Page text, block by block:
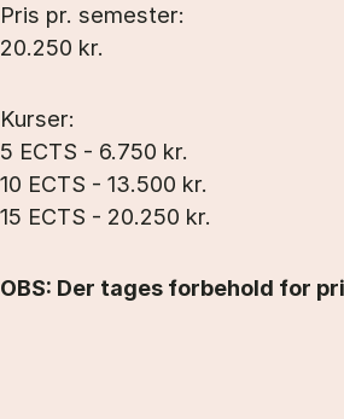
Pris pr. semester:
20.250 kr.
Kurser:
5 ECTS - 6.750 kr.
10 ECTS - 13.500 kr.
15 ECTS - 20.250 kr.
OBS: Der tages forbehold for